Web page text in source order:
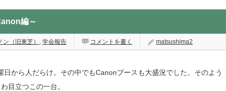
編～
ン（旧東芝） , 学会報告 コメントを書く matsushima2
日から人だらけ。その中でもCanonブースも大盛況でした。そのよう
目立つこの一台。